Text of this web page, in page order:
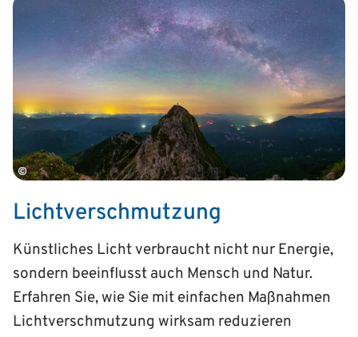
©
Lichtverschmutzung
Künstliches Licht verbraucht nicht nur Energie,
sondern beeinflusst auch Mensch und Natur.
Erfahren Sie, wie Sie mit einfachen Maßnahmen
Lichtverschmutzung wirksam reduzieren